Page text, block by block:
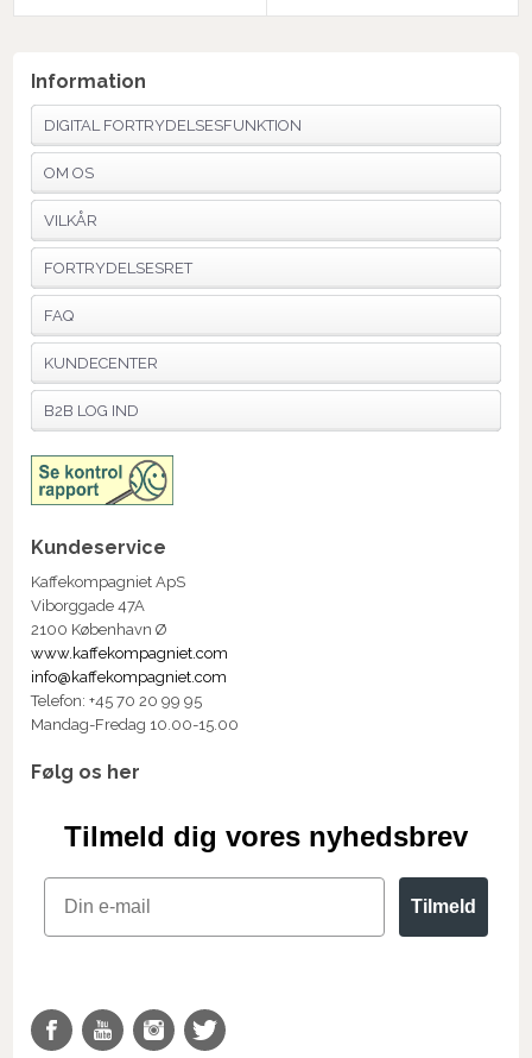
Information
DIGITAL FORTRYDELSESFUNKTION
OM OS
VILKÅR
FORTRYDELSESRET
FAQ
KUNDECENTER
B2B LOG IND
Kundeservice
Kaffekompagniet ApS
Viborggade 47A
2100 København Ø
www.kaffekompagniet.com
info@kaffekompagniet.com
Telefon: +45 70 20 99 95
Mandag-Fredag 10.00-15.00
Følg os her
Tilmeld dig vores nyhedsbrev
Email
Tilmeld